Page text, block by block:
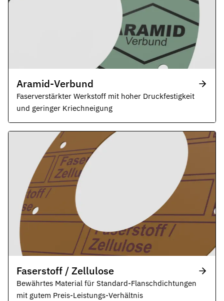
Aramid-Verbund
Faserverstärkter Werkstoff mit hoher Druckfestigkeit
und geringer Kriechneigung
Faserstoff / Zellulose
Bewährtes Material für Standard-Flanschdichtungen
mit gutem Preis-Leistungs-Verhältnis